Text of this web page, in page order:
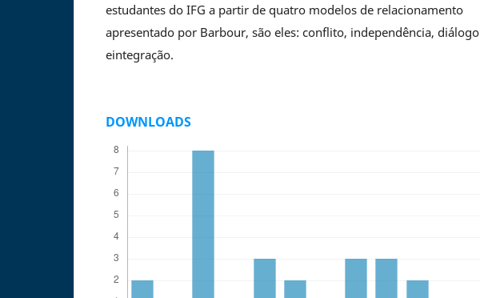
estudantes do IFG a partir de quatro modelos de relacionamento
apresentado por Barbour, são eles: conflito, independência, diálogo
eintegração.
DOWNLOADS